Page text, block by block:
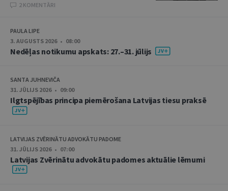
2 KOMENTĀRI
PAULA LIPE
3. AUGUSTS 2026 • 08:00
Nedēļas notikumu apskats: 27.–31. jūlijs
SANTA JUHNEVIČA
31. JŪLIJS 2026 • 09:00
Ilgtspējības principa piemērošana Latvijas tiesu praksē
LATVIJAS ZVĒRINĀTU ADVOKĀTU PADOME
31. JŪLIJS 2026 • 07:00
Latvijas Zvērinātu advokātu padomes aktuālie lēmumi